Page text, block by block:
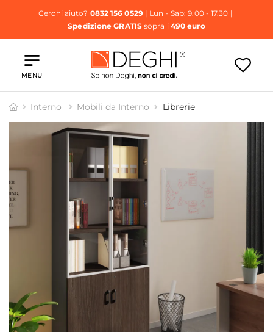
Cerchi aiuto? 0832 156 0529| Lun - Sab: 9.00 - 17.30 |
Spedizione GRATISsopra i 490 euro
MENU
Interno Mobili da Interno Librerie